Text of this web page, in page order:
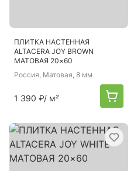
ПЛИТКА НАСТЕННАЯ
ALTACERA JOY BROWN
МАТОВАЯ 20×60
Россия, Матовая, 8 мм
1 390 ₽/ м²